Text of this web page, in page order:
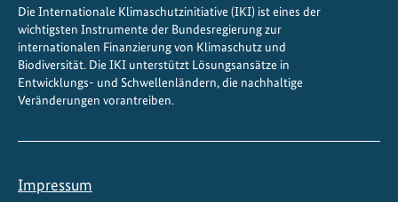
Die Internationale Klimaschutzinitiative (IKI) ist eines der
wichtigsten Instrumente der Bundesregierung zur
internationalen Finanzierung von Klimaschutz und
Biodiversität. Die IKI unterstützt Lösungsansätze in
Entwicklungs- und Schwellenländern, die nachhaltige
Veränderungen vorantreiben.
Impressum